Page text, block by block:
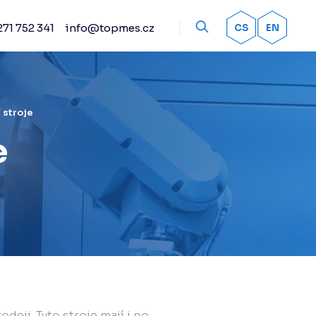
OK CS EN
Odměřovací systémy
Snímací systémy
Ostatní příslušenství
Doteky Renishaw
Senzorika Renishaw
Upínací systémy
752 341 info@topmes.cz
stroje